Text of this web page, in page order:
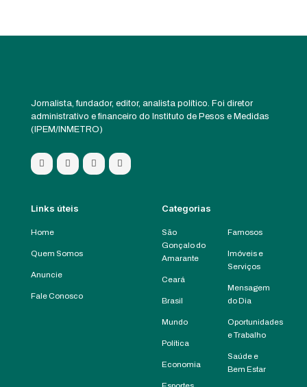
Jornalista, fundador, editor, analista político. Foi diretor
administrativo e financeiro do Instituto de Pesos e Medidas
(IPEM/INMETRO)
Links úteis
Home
Quem Somos
Anuncie
Fale Conosco
Categorias
São
Gonçalo do
Amarante
Ceará
Brasil
Mundo
Política
Economia
Famosos
Imóveis e
Serviços
Mensagem
do Dia
Oportunidades
e Trabalho
Saúde e
Bem Estar